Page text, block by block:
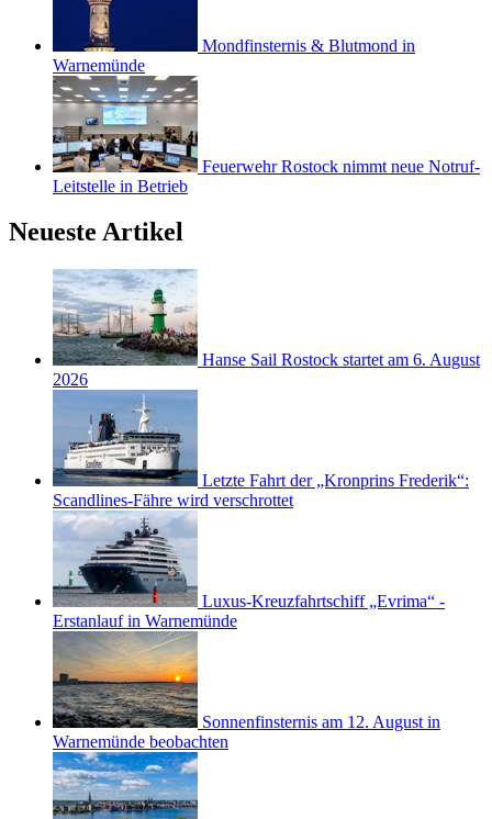
Mondfinsternis & Blutmond in
Warnemünde
Feuerwehr Rostock nimmt neue Notruf-
Leitstelle in Betrieb
Neueste Artikel
Hanse Sail Rostock startet am 6. August
2026
Letzte Fahrt der „Kronprins Frederik“:
Scandlines-Fähre wird verschrottet
Luxus-Kreuzfahrtschiff „Evrima“ -
Erstanlauf in Warnemünde
Sonnenfinsternis am 12. August in
Warnemünde beobachten